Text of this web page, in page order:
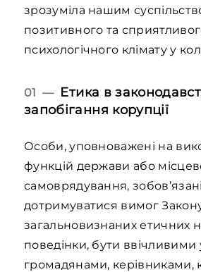
зрозуміла нашим
позитивного та
психологічного клімату у
01 — Етика в
запобігання корупції
Особи, уповноважені на
функцій держави або
самоврядування,
дотримуватися вимог
загальновизнаних етичних
поведінки, бути ввічливими
громадянами, керівниками,